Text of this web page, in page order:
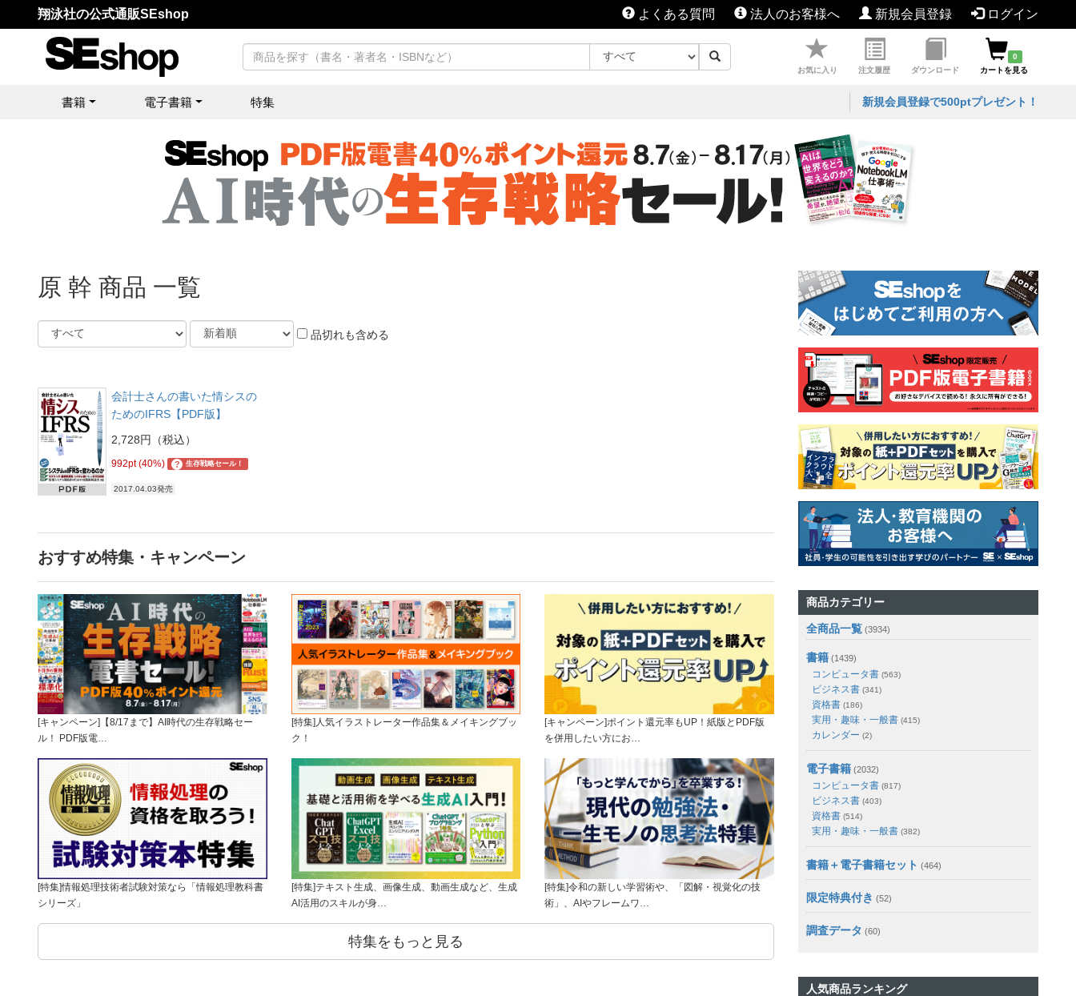
翔泳社の公式通販SEshop よくある質問 法人のお客様へ 新規会員登録 ログイン
お気に入り 注文履歴 ダウンロード
0
カートを見る
書籍 電子書籍 特集 新規会員登録で500ptプレゼント！
原 幹 商品 一覧
品切れも含める
会計士さんの書いた情シスの
ためのIFRS【PDF版】
2,728円（税込）
992pt (40%) ? 生存戦略セール！
2017.04.03発売
おすすめ特集・キャンペーン
[キャンペーン]【8/17まで】AI時代の生存戦略セー
ル！ PDF版電…
[特集]人気イラストレーター作品集＆メイキングブッ
ク！
[キャンペーン]ポイント還元率もUP！紙版とPDF版
を併用したい方にお…
[特集]情報処理技術者試験対策なら「情報処理教科書
シリーズ」
[特集]テキスト生成、画像生成、動画生成など、生成
AI活用のスキルが身…
[特集]令和の新しい学習術や、「図解・視覚化の技
術」、AIやフレームワ…
特集をもっと見る
商品カテゴリー
全商品一覧 (3934)
書籍 (1439)
コンピュータ書 (563)
ビジネス書 (341)
資格書 (186)
実用・趣味・一般書 (415)
カレンダー (2)
電子書籍 (2032)
コンピュータ書 (817)
ビジネス書 (403)
資格書 (514)
実用・趣味・一般書 (382)
書籍＋電子書籍セット (464)
限定特典付き (52)
調査データ (60)
人気商品ランキング